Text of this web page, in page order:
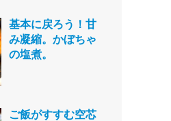
基本に戻ろう！甘
み凝縮。かぼちゃ
の塩煮。
ご飯がすすむ空芯